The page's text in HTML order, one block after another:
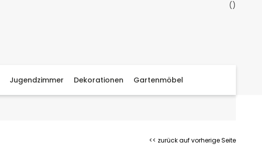
Jugendzimmer Dekorationen Gartenmöbel
<< zurück auf vorherige Seite